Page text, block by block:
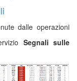
dalle operazioni
Segnali sulle